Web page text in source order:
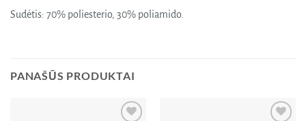
Sudėtis: 70% poliesterio, 30% poliamido.
PANAŠŪS PRODUKTAI